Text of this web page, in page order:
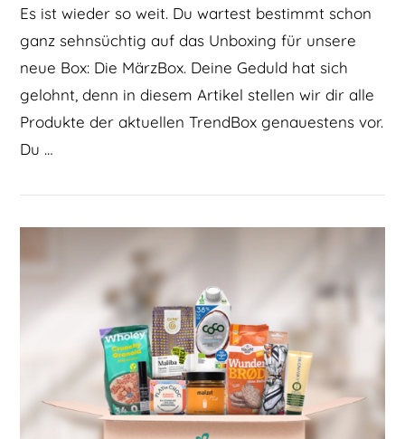
BEITRAG LESEN
Es ist wieder so weit. Du wartest bestimmt schon
ganz sehnsüchtig auf das Unboxing für unsere
neue Box: Die MärzBox. Deine Geduld hat sich
gelohnt, denn in diesem Artikel stellen wir dir alle
Produkte der aktuellen TrendBox genauestens vor.
Du …